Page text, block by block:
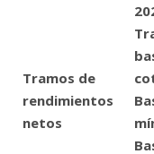
Tramos de
rendimientos
netos